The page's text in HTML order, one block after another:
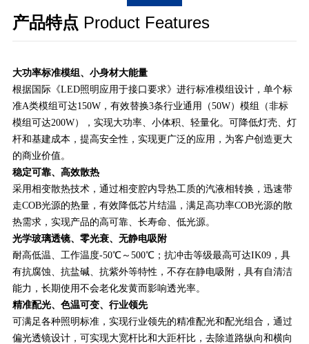
产品特点 Product Features
大功率标准模组、小身材大能量
根据国际《LED照明应用于接口要求》进行标准模组设计，单个标
准A类模组可达150W，有效替换3条行业通用（50W）模组（非标
模组可达200W），实现大功率、小体积、轻量化。可降低灯壳、灯
杆和基建成本，提高安全性，实现更广泛的应用，为客户创造更大
的商业价值。
稳定可靠、高效散热
采用相变散热技术，通过相变腔内导热工质的汽液相转换，迅速带
走COB光源的热量，有效降低芯片结温，满足高功率COB光源的散
热需求，实现产品的高可靠、长寿命、低光源。
光学玻璃透镜、零光衰、无静电吸附
耐高低温、工作温度-50℃～500℃；抗冲击等级最高可达IK09，具
有抗腐蚀、抗盐碱、抗紫外等特性，不存在静电吸附，具有自清洁
能力，长期使用不会老化发黄而影响透光率。
精准配光、色温可变、行业领先
可满足各种照明标准，实现行业领先的精准配光和配光组合，通过
偏光透镜设计，可实现大宽杆比和大距杆比，去除道路纵向和横向